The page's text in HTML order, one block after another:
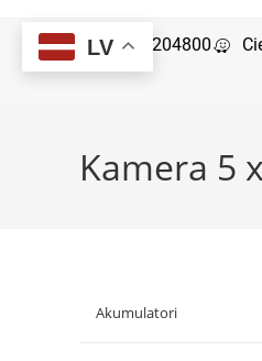
29204800
Kamera 5
Akumulatori
LV